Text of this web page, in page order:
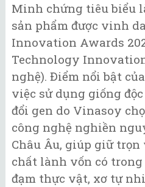
Minh chứng tiêu biểu
sản phẩm được vinh
Innovation Awards
Technology
nghệ). Điểm nổi bật
việc sử dụng giống
đổi gen do Vinasoy
công nghệ nghiền
Châu Âu, giúp giữ
chất lành vốn có
đạm thực vật, xơ tự